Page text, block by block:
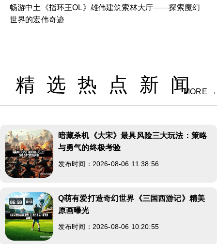
畅游中土《指环王OL》雄伟建筑索林大厅——探索魔幻
世界的宏伟奇迹
精选热点新闻
MORE →
暗藏杀机《大宋》最具风险三大玩法：策略
与勇气的终极考验
发布时间：2026-08-06 11:38:56
Q萌有爱打造奇幻世界《三国西游记》精美
原画曝光
发布时间：2026-08-06 10:20:55